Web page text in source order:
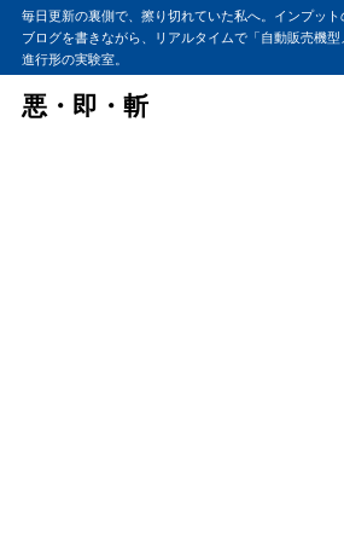
毎日更新の裏側で、擦り切れていた私へ。インプッ
ブログを書きながら、リアルタイムで「自動販売機
進行形の実験室。
悪・即・斬